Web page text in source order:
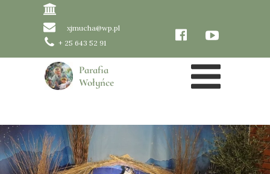
xjmucha@wp.pl
+ 25 643 52 91
Parafia
Wołyńce